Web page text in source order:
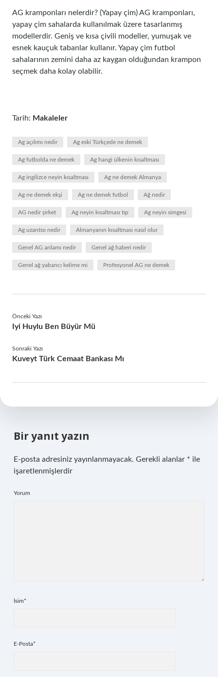
AG kramponları nelerdir? (Yapay çim) AG kramponları,
yapay çim sahalarda kullanılmak üzere tasarlanmış
modellerdir. Geniş ve kısa çivili modeller, yumuşak ve
esnek kauçuk tabanlar kullanır. Yapay çim futbol
sahalarının zemini daha az kaygan olduğundan krampon
seçmek daha kolay olabilir.
Tarih: Makaleler
Ag açılımı nedir Ag eski Türkçede ne demek
Ag futbolda ne demek Ag hangi ülkenin kısaltması
Ag ingilizce neyin kısaltması Ag ne demek Almanya
Ag ne demek ekşi Ag ne demek futbol Ağ nedir
AG nedir şirket Ag neyin kısaltması tıp Ag neyin simgesi
Ag uzantısı nedir Almanyanın kısaltması nasıl olur
Genel AG anlamı nedir Genel ağ haberi nedir
Genel ağ yabancı kelime mi Profesyonel AG ne demek
Önceki Yazı
Iyi Huylu Ben Büyür Mü
Sonraki Yazı
Kuveyt Türk Cemaat Bankası Mı
Bir yanıt yazın
E-posta adresiniz yayınlanmayacak. Gerekli alanlar * ile
işaretlenmişlerdir
Yorum
İsim*
E-Posta*